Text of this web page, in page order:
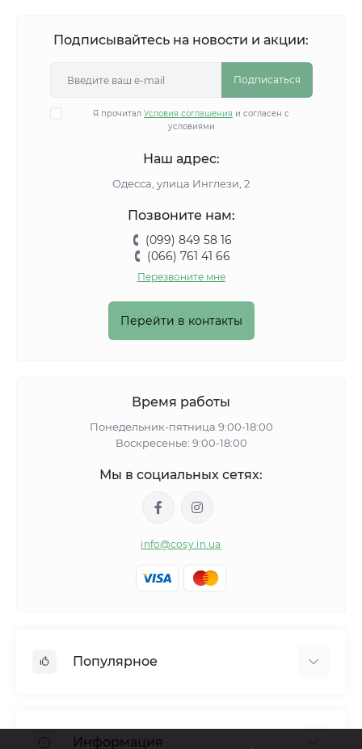
Подписывайтесь на новости и акции:
Подписаться
Я прочитал Условия соглашения и согласен с
условиями
Наш адрес:
Одесса, улица Инглези, 2
Позвоните нам:
(099) 849 58 16
(066) 761 41 66
Перезвоните мне
Перейти в контакты
Время работы
Понедельник-пятница 9:00-18:00
Воскресенье: 9:00-18:00
Мы в социальных сетях:
info@cosy.in.ua
Популярное
Женские халаты
Информация